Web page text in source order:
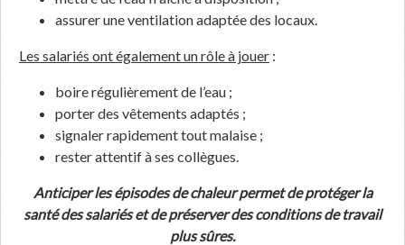
assurer une ventilation adaptée des locaux.
Les salariés ont également un rôle à jouer :
boire régulièrement de l’eau ;
porter des vêtements adaptés ;
signaler rapidement tout malaise ;
rester attentif à ses collègues.
Anticiper les épisodes de chaleur permet de protéger la
santé des salariés et de préserver des conditions de travail
plus sûres.